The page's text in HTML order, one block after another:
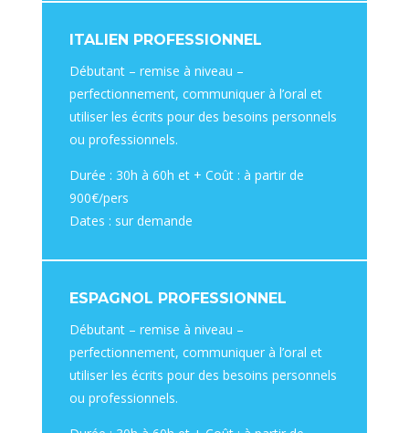
ITALIEN PROFESSIONNEL
Débutant – remise à niveau –
perfectionnement, communiquer à l’oral et
utiliser les écrits pour des besoins personnels
ou professionnels.
Durée : 30h à 60h et + Coût : à partir de
900€/pers
Dates : sur demande
ESPAGNOL PROFESSIONNEL
Débutant – remise à niveau –
perfectionnement, communiquer à l’oral et
utiliser les écrits pour des besoins personnels
ou professionnels.